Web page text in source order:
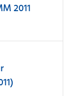
2011